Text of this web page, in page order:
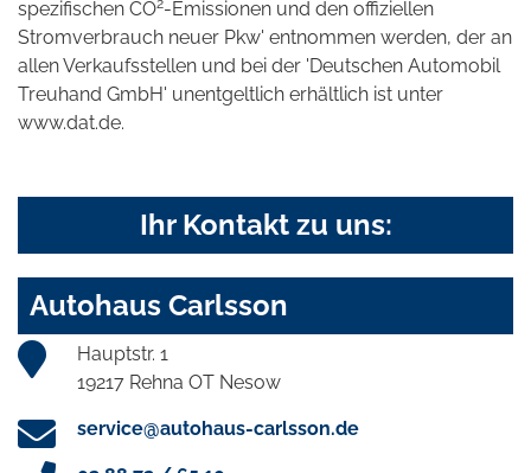
spezifischen CO -Emissionen und den offiziellen
Stromverbrauch neuer Pkw' entnommen werden, der an
allen Verkaufsstellen und bei der 'Deutschen Automobil
Treuhand GmbH' unentgeltlich erhältlich ist unter
www.dat.de.
Ihr Kontakt zu uns:
Autohaus Carlsson
Hauptstr. 1
19217 Rehna OT Nesow
service@autohaus-carlsson.de